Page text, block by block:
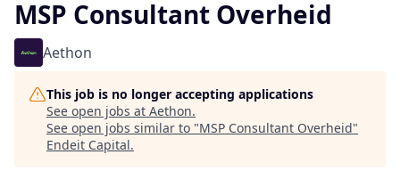
MSP Consultant Overheid
Aethon
This job is no longer accepting applications
See open jobs at Aethon.
See open jobs similar to "MSP Consultant Overheid"
Endeit Capital.